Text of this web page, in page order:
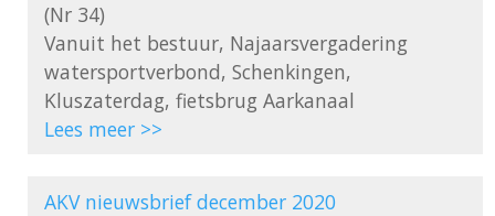
(Nr 34)
Vanuit het bestuur, Najaarsvergadering
watersportverbond, Schenkingen,
Lees meer >>
AKV nieuwsbrief december 2020